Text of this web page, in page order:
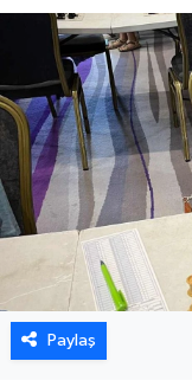
Paylaş